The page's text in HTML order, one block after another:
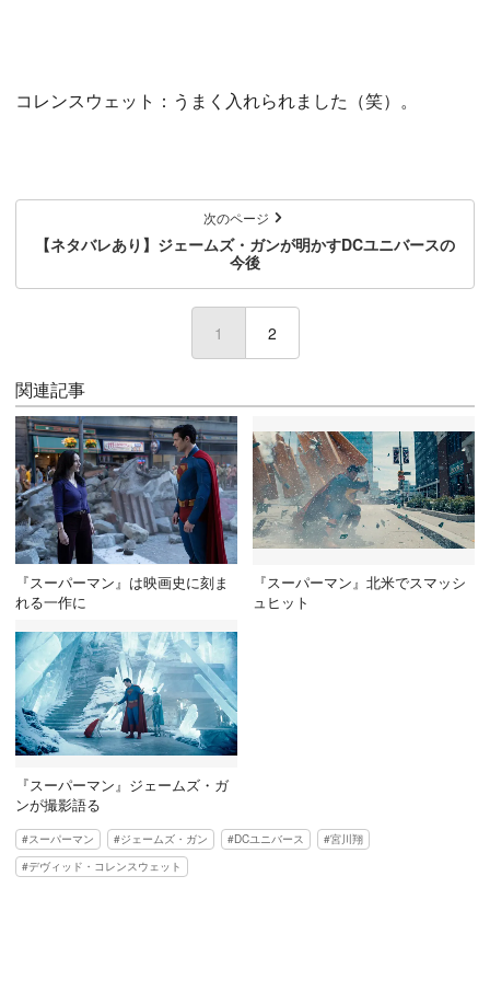
コレンスウェット：うまく入れられました（笑）。
次のページ
【ネタバレあり】ジェームズ・ガンが明かすDCユニバースの
今後
1 (current)
2
関連記事
『スーパーマン』は映画史に刻ま
れる一作に
『スーパーマン』北米でスマッシ
ュヒット
『スーパーマン』ジェームズ・ガ
ンが撮影語る
スーパーマン ジェームズ・ガン DCユニバース
宮川翔
デヴィッド・コレンスウェット